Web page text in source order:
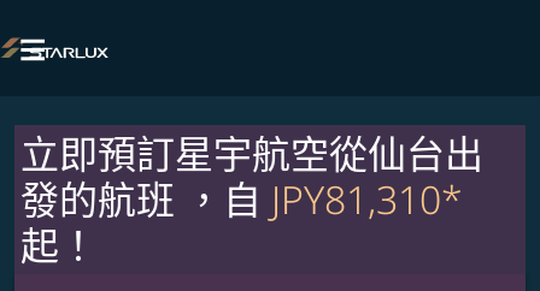

立即預訂星宇航空從仙台出
發的航班 ，自 JPY81,310*
起！